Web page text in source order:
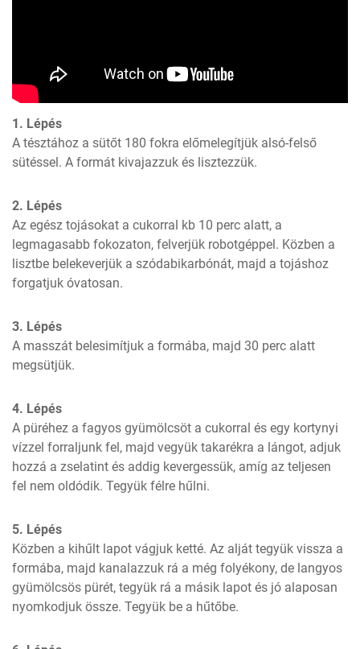
1. Lépés
A tésztához a sütőt 180 fokra előmelegítjük alsó-felső
sütéssel. A formát kivajazzuk és lisztezzük.
2. Lépés
Az egész tojásokat a cukorral kb 10 perc alatt, a
legmagasabb fokozaton, felverjük robotgéppel. Közben a
lisztbe belekeverjük a szódabikarbónát, majd a tojáshoz
forgatjuk óvatosan.
3. Lépés
A masszát belesimítjuk a formába, majd 30 perc alatt
megsütjük.
4. Lépés
A püréhez a fagyos gyümölcsöt a cukorral és egy kortynyi
vízzel forraljunk fel, majd vegyük takarékra a lángot, adjuk
hozzá a zselatint és addig kevergessük, amíg az teljesen
fel nem oldódik. Tegyük félre hűlni.
5. Lépés
Közben a kihűlt lapot vágjuk ketté. Az alját tegyük vissza a
formába, majd kanalazzuk rá a még folyékony, de langyos
gyümölcsös pürét, tegyük rá a másik lapot és jó alaposan
nyomkodjuk össze. Tegyük be a hűtőbe.